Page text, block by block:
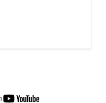
youtube-